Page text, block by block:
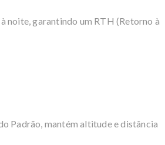
noite, garantindo um RTH (Retorno à
Padrão, mantém altitude e distância